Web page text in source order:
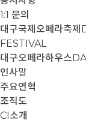
1:1 문의
대구국제오페라축제
FESTIVAL
대구오페라하우스
인사말
주요연혁
조직도
CI소개